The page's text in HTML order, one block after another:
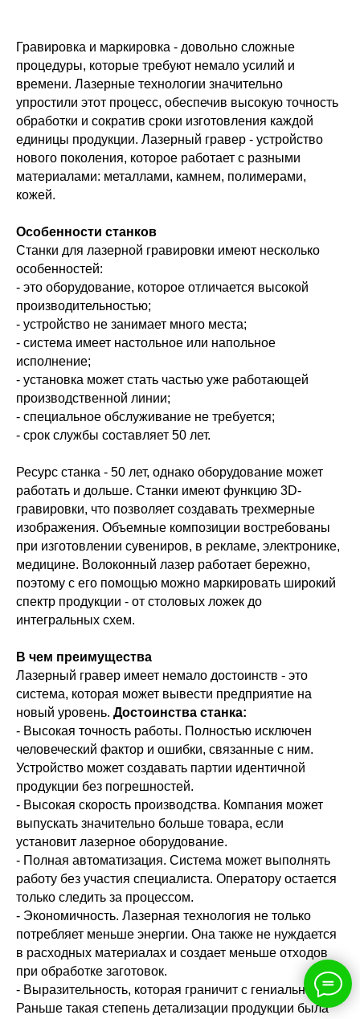
Гравировка и маркировка - довольно сложные
процедуры, которые требуют немало усилий и
времени. Лазерные технологии значительно
упростили этот процесс, обеспечив высокую точность
обработки и сократив сроки изготовления каждой
единицы продукции. Лазерный гравер - устройство
нового поколения, которое работает с разными
материалами: металлами, камнем, полимерами,
кожей.
Особенности станков
Станки для лазерной гравировки имеют несколько
особенностей:
- это оборудование, которое отличается высокой
производительностью;
- устройство не занимает много места;
- система имеет настольное или напольное
исполнение;
- установка может стать частью уже работающей
производственной линии;
- специальное обслуживание не требуется;
- срок службы составляет 50 лет.
Ресурс станка - 50 лет, однако оборудование может
работать и дольше. Станки имеют функцию 3D-
гравировки, что позволяет создавать трехмерные
изображения. Объемные композиции востребованы
при изготовлении сувениров, в рекламе, электронике,
медицине. Волоконный лазер работает бережно,
поэтому с его помощью можно маркировать широкий
спектр продукции - от столовых ложек до
интегральных схем.
В чем преимущества
Лазерный гравер имеет немало достоинств - это
система, которая может вывести предприятие на
новый уровень. Достоинства станка:
- Высокая точность работы. Полностью исключен
человеческий фактор и ошибки, связанные с ним.
Устройство может создавать партии идентичной
продукции без погрешностей.
- Высокая скорость производства. Компания может
выпускать значительно больше товара, если
установит лазерное оборудование.
- Полная автоматизация. Система может выполнять
работу без участия специалиста. Оператору остается
только следить за процессом.
- Экономичность. Лазерная технология не только
потребляет меньше энергии. Она также не нуждается
в расходных материалах и создает меньше отходов
при обработке заготовок.
- Выразительность, которая граничит с гениальностью.
Раньше такая степень детализации продукции была